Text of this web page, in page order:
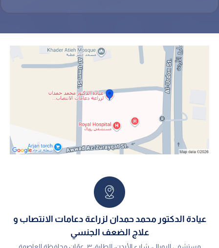
عيادة الدكتور محمد حمدان لزراعة دعامات الانتصاب و
علاج الضعف الجنسي